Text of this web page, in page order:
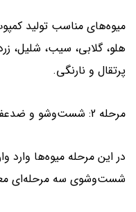
میوه‌های مناسب تولید
هلو، گلابی، سیب، شلیل،
پرتقال و نارنگی.
مرحله 2: شست‌وشو و ضدعفونی
در این مرحله میوه‌ها
شست‌وشوی سه مرحله‌ای